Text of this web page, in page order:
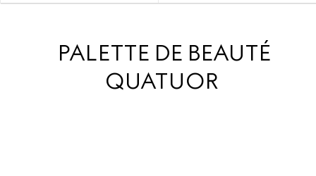
PALETTE DE BEAUTÉ
QUATUOR